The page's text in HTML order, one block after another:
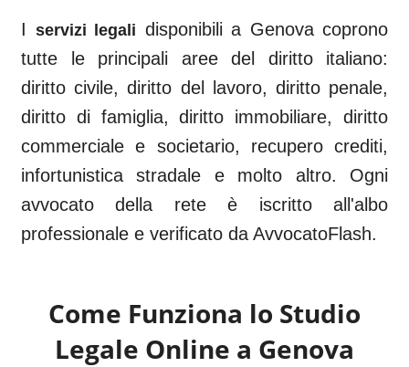
I servizi legali disponibili a Genovacoprono
tutte le principali aree del diritto italiano:
diritto civile, diritto del lavoro, diritto penale,
diritto di famiglia, diritto immobiliare, diritto
commerciale e societario, recupero crediti,
infortunistica stradale e molto altro. Ogni
avvocato della rete è iscritto all'albo
professionale e verificato da AvvocatoFlash.
Come Funziona lo Studio
Legale Online a Genova